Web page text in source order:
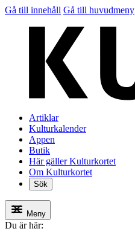
Gå till innehåll Gå till huvudmeny
Artiklar
Kulturkalender
Appen
Butik
Här gäller Kulturkortet
Om Kulturkortet
Sök
Meny
Du är här: